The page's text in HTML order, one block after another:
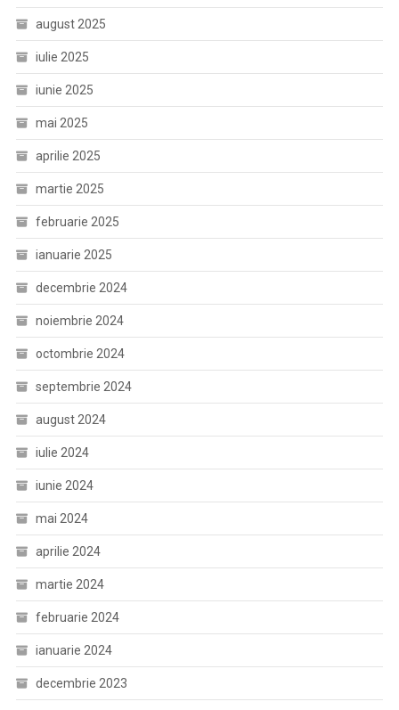
august 2025
iulie 2025
iunie 2025
mai 2025
aprilie 2025
martie 2025
februarie 2025
ianuarie 2025
decembrie 2024
noiembrie 2024
octombrie 2024
septembrie 2024
august 2024
iulie 2024
iunie 2024
mai 2024
aprilie 2024
martie 2024
februarie 2024
ianuarie 2024
decembrie 2023